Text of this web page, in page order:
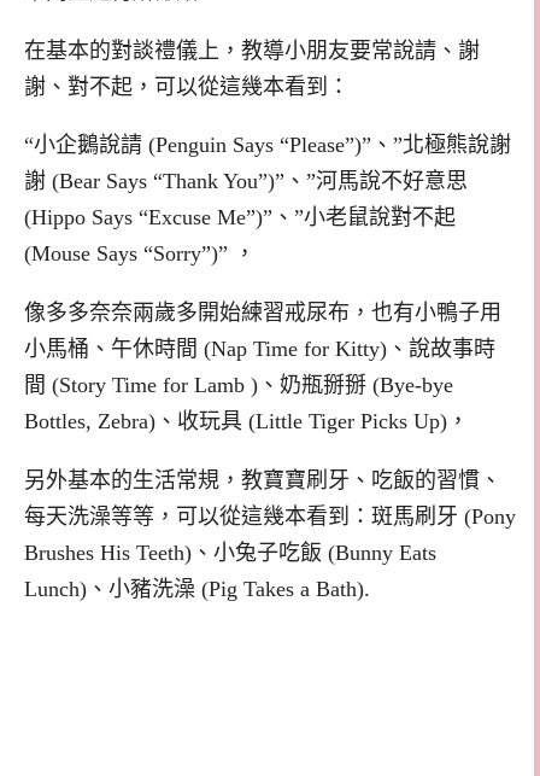
在基本的對談禮儀上，教導小朋友要常說請、謝
謝、對不起，可以從這幾本看到：
“小企鵝說請 (Penguin Says “Please”)”、”北極熊說謝
謝 (Bear Says “Thank You”)”、”河馬說不好意思
(Hippo Says “Excuse Me”)”、”小老鼠說對不起
(Mouse Says “Sorry”)” ，
像多多奈奈兩歲多開始練習戒尿布，也有小鴨子用
小馬桶、午休時間 (Nap Time for Kitty)、說故事時
間 (Story Time for Lamb )、奶瓶掰掰 (Bye-bye
Bottles, Zebra)、收玩具 (Little Tiger Picks Up)，
另外基本的生活常規，教寶寶刷牙、吃飯的習慣、
每天洗澡等等，可以從這幾本看到：斑馬刷牙 (Pony
Brushes His Teeth)、小兔子吃飯 (Bunny Eats
Lunch)、小豬洗澡 (Pig Takes a Bath).